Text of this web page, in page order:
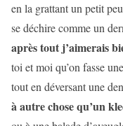
en la grattant un petit
se déchire comme un
après tout j’aimerais
toi et moi qu’on fasse
tout en déversant une
à autre chose qu’un